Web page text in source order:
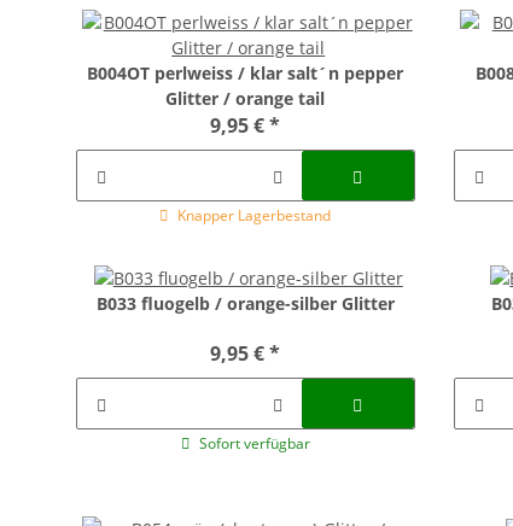
B004OT perlweiss / klar salt´n pepper
Glitter / orange tail
9,95 €*
Knapper Lagerbestand
B033 fluogelb / orange-silber Glitter
9,95 €*
Sofort verfügbar